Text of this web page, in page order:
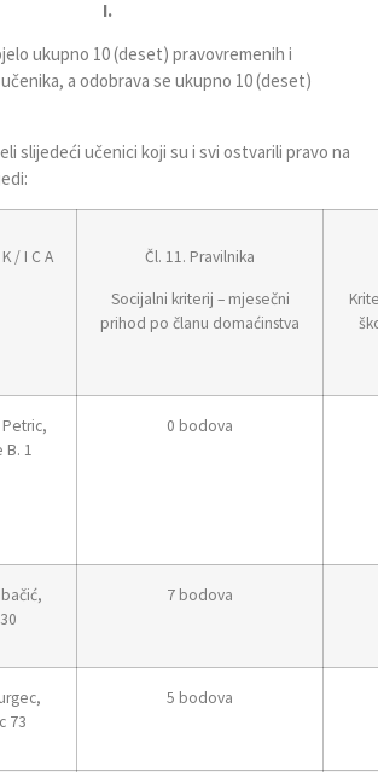
I.
ukupno 10 (deset) pravovremenih i
a odobrava se ukupno 10 (deset)
slijedeći učenici koji su i svi ostvarili pravo na
/ I C A Čl. 11. Pravilnika
Socijalni kriterij – mjesečni
prihod po članu domaćinstva
B. 1
0 bodova
7 bodova
73
5 bodova